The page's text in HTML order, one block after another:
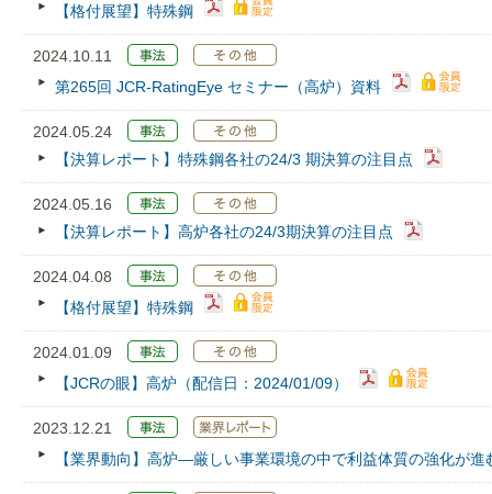
【格付展望】特殊鋼
2024.10.11
第265回 JCR‐RatingEye セミナー（高炉）資料
2024.05.24
【決算レポート】特殊鋼各社の24/3 期決算の注目点
2024.05.16
【決算レポート】高炉各社の24/3期決算の注目点
2024.04.08
【格付展望】特殊鋼
2024.01.09
【JCRの眼】高炉（配信日：2024/01/09）
2023.12.21
【業界動向】高炉―厳しい事業環境の中で利益体質の強化が